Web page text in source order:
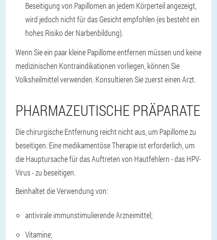
Beseitigung von Papillomen an jedem Körperteil angezeigt,
wird jedoch nicht für das Gesicht empfohlen (es besteht ein
hohes Risiko der Narbenbildung).
Wenn Sie ein paar kleine Papillome entfernen müssen und keine
medizinischen Kontraindikationen vorliegen, können Sie
Volksheilmittel verwenden. Konsultieren Sie zuerst einen Arzt.
PHARMAZEUTISCHE PRÄPARATE
Die chirurgische Entfernung reicht nicht aus, um Papillome zu
beseitigen. Eine medikamentöse Therapie ist erforderlich, um
die Hauptursache für das Auftreten von Hautfehlern - das HPV-
Virus - zu beseitigen.
Beinhaltet die Verwendung von:
antivirale immunstimulierende Arzneimittel;
Vitamine;